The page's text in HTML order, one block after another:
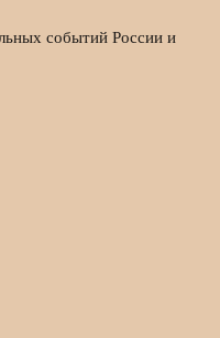
событий России и